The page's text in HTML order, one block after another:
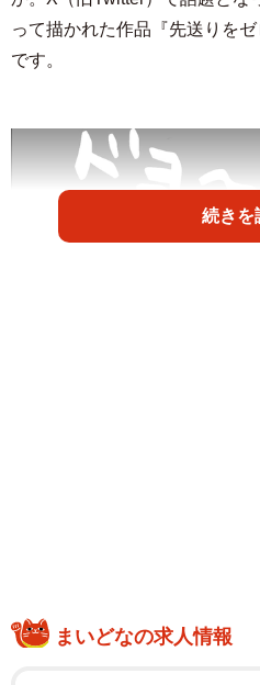
って描かれた作品『先送りを
です。
仕事が捗らない丸男（まるさん | IT×
続きを
まいどなの求人情報